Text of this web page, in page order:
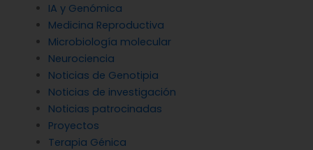
IA y Genómica
Medicina Reproductiva
Microbiología molecular
Neurociencia
Noticias de Genotipia
Noticias de investigación
Noticias patrocinadas
Proyectos
Terapia Génica